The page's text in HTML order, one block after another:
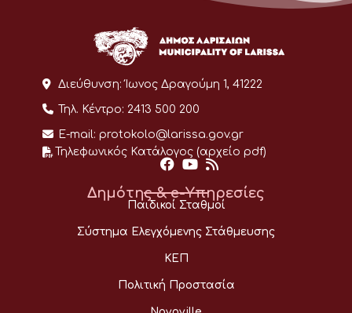
Διεύθυνση: Ίωνος Δραγούμη 1, 41222
Τηλ. Κέντρο: 2413 500 200
E-mail: protokolo@larissa.gov.gr
Τηλεφωνικός Κατάλογος (αρχείο pdf)
Δημότης & e-Υπηρεσίες
Παιδικοί Σταθμοί
Σύστημα Ελεγχόμενης Στάθμευσης
ΚΕΠ
Πολιτική Προστασία